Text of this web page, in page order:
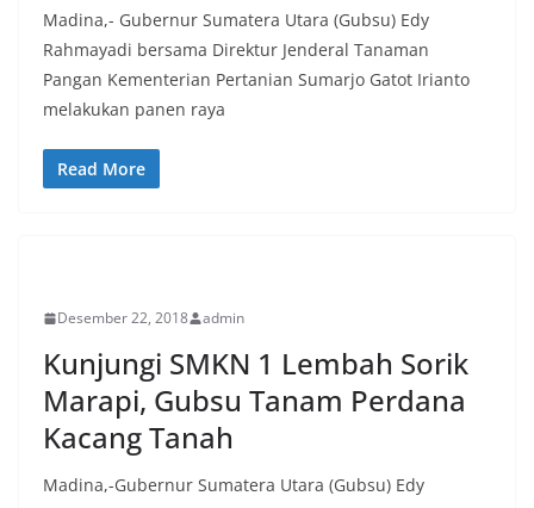
Madina,- Gubernur Sumatera Utara (Gubsu) Edy
Rahmayadi bersama Direktur Jenderal Tanaman
Pangan Kementerian Pertanian Sumarjo Gatot Irianto
melakukan panen raya
Read More
Desember 22, 2018 admin
Kunjungi SMKN 1 Lembah Sorik
Marapi, Gubsu Tanam Perdana
Kacang Tanah
Madina,-Gubernur Sumatera Utara (Gubsu) Edy